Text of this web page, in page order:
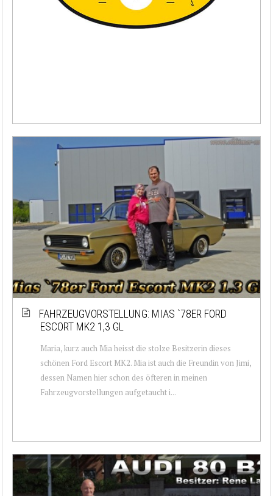
FAHRZEUGVORSTELLUNG: MIAS `78ER FORD
ESCORT MK2 1,3 GL
Maria, kurz auch Mia heisst die stolze Besitzerin dieses
schönen Ford Escort MK2. Mia ist auch die Freundin von Jimi,
dessen Namen hier schon des öfteren in meinen
Fahrzeugvorstellungen aufgetaucht i...